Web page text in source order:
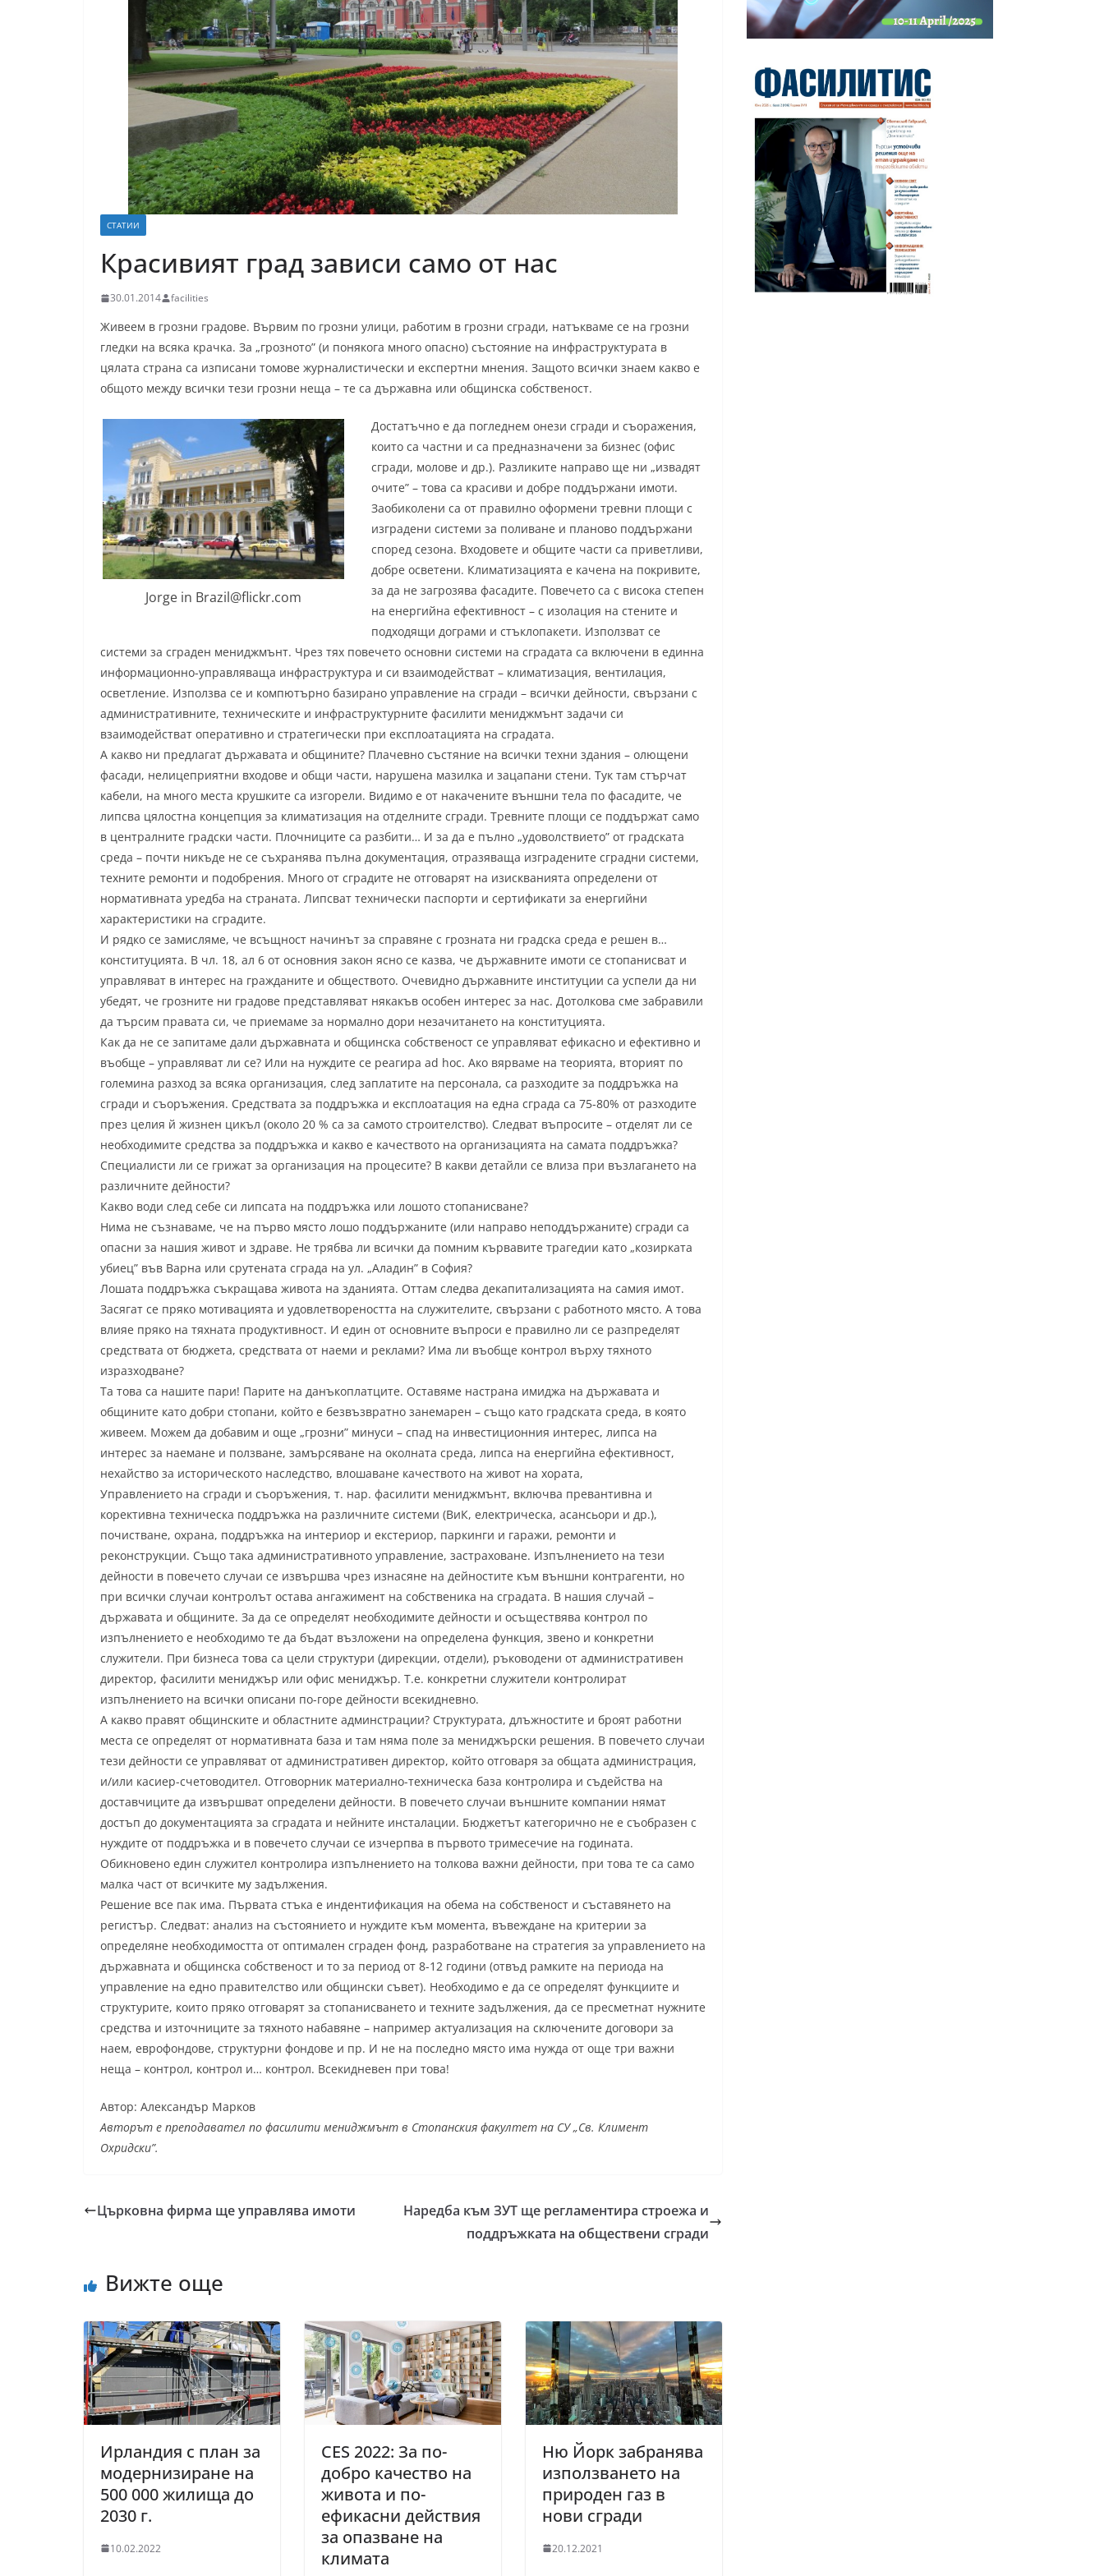
СТАТИИ
Красивият град зависи само от нас
30.01.2014 facilities
Живеем в грозни градове. Вървим по грозни улици, работим в грозни сгради, натъкваме се на грозни
гледки на всяка крачка. За „грозното” (и понякога много опасно) състояние на инфраструктурата в
цялата страна са изписани томове журналистически и експертни мнения. Защото всички знаем какво е
общото между всички тези грозни неща – те са държавна или общинска собственост.
Jorge in Brazil@flickr.com
Достатъчно е да погледнем онези сгради и съоражения,
които са частни и са предназначени за бизнес (офис
сгради, молове и др.). Разликите направо ще ни „извадят
очите” – това са красиви и добре поддържани имоти.
Заобиколени са от правилно оформени тревни площи с
изградени системи за поливане и планово поддържани
според сезона. Входовете и общите части са приветливи,
добре осветени. Климатизацията е качена на покривите,
за да не загрозява фасадите. Повечето са с висока степен
на енергийна ефективност – с изолация на стените и
подходящи дограми и стъклопакети. Използват се
системи за сграден мениджмънт. Чрез тях повечето основни системи на сградата са включени в единна
информационно-управляваща инфраструктура и си взаимодействат – климатизация, вентилация,
осветление. Използва се и компютърно базирано управление на сгради – всички дейности, свързани с
административните, техническите и инфраструктурните фасилити мениджмънт задачи си
взаимодействат оперативно и стратегически при експлоатацията на сградата.
А какво ни предлагат държавата и общините? Плачевно състяние на всички техни здания – олющени
фасади, нелицеприятни входове и общи части, нарушена мазилка и зацапани стени. Тук там стърчат
кабели, на много места крушките са изгорели. Видимо е от накачените външни тела по фасадите, че
липсва цялостна концепция за климатизация на отделните сгради. Тревните площи се поддържат само
в централните градски части. Плочниците са разбити… И за да е пълно „удоволствието” от градската
среда – почти никъде не се съхранява пълна документация, отразяваща изградените сградни системи,
техните ремонти и подобрения. Много от сградите не отговарят на изискванията определени от
нормативната уредба на страната. Липсват технически паспорти и сертификати за енергийни
характеристики на сградите.
И рядко се замисляме, че всъщност начинът за справяне с грозната ни градска среда е решен в…
конституцията. В чл. 18, ал 6 от основния закон ясно се казва, че държавните имоти се стопанисват и
управляват в интерес на гражданите и обществото. Очевидно държавните институции са успели да ни
убедят, че грозните ни градове представляват някакъв особен интерес за нас. Дотолкова сме забравили
да търсим правата си, че приемаме за нормално дори незачитането на конституцията.
Как да не се запитаме дали държавната и общинска собственост се управляват ефикасно и ефективно и
въобще – управляват ли се? Или на нуждите се реагира ad hoc. Ако вярваме на теорията, вторият по
големина разход за всяка организация, след заплатите на персонала, са разходите за поддръжка на
сгради и съоръжения. Средствата за поддръжка и експлоатация на една сграда са 75-80% от разходите
през целия й жизнен цикъл (около 20 % са за самото строителство). Следват въпросите – отделят ли се
необходимите средства за поддръжка и какво е качеството на организацията на самата поддръжка?
Специалисти ли се грижат за организация на процесите? В какви детайли се влиза при възлагането на
различните дейности?
Какво води след себе си липсата на поддръжка или лошото стопанисване?
Нима не съзнаваме, че на първо място лошо поддържаните (или направо неподдържаните) сгради са
опасни за нашия живот и здраве. Не трябва ли всички да помним кървавите трагедии като „козирката
убиец” във Варна или срутената сграда на ул. „Аладин” в София?
Лошата поддръжка съкращава живота на зданията. Оттам следва декапитализацията на самия имот.
Засягат се пряко мотивацията и удовлетвореността на служителите, свързани с работното място. А това
влияе пряко на тяхната продуктивност. И един от основните въпроси е правилно ли се разпределят
средствата от бюджета, средствата от наеми и реклами? Има ли въобще контрол върху тяхното
изразходване?
Та това са нашите пари! Парите на данъкоплатците. Оставяме настрана имиджа на държавата и
общините като добри стопани, който е безвъзвратно занемарен – също като градската среда, в която
живеем. Можем да добавим и още „грозни” минуси – спад на инвестиционния интерес, липса на
интерес за наемане и ползване, замърсяване на околната среда, липса на енергийна ефективност,
нехайство за историческото наследство, влошаване качеството на живот на хората,
Управлението на сгради и съоръжения, т. нар. фасилити мениджмънт, включва превантивна и
корективна техническа поддръжка на различните системи (ВиК, електрическа, асансьори и др.),
почистване, охрана, поддръжка на интериор и екстериор, паркинги и гаражи, ремонти и
реконструкции. Също така административното управление, застраховане. Изпълнението на тези
дейности в повечето случаи се извършва чрез изнасяне на дейностите към външни контрагенти, но
при всички случаи контролът остава ангажимент на собственика на сградата. В нашия случай –
държавата и общините. За да се определят необходимите дейности и осъществява контрол по
изпълнението е необходимо те да бъдат възложени на определена функция, звено и конкретни
служители. При бизнеса това са цели структури (дирекции, отдели), ръководени от административен
директор, фасилити мениджър или офис мениджър. Т.е. конкретни служители контролират
изпълнението на всички описани по-горе дейности всекидневно.
А какво правят общинските и областните админстрации? Структурата, длъжностите и броят работни
места се определят от нормативната база и там няма поле за мениджърски решения. В повечето случаи
тези дейности се управляват от административен директор, който отговаря за общата администрация,
и/или касиер-счетоводител. Отговорник материално-техническа база контролира и съдейства на
доставчиците да извършват определени дейности. В повечето случаи външните компании нямат
достъп до документацията за сградата и нейните инсталации. Бюджетът категорично не е съобразен с
нуждите от поддръжка и в повечето случаи се изчерпва в първото тримесечие на годината.
Обикновено един служител контролира изпълнението на толкова важни дейности, при това те са само
малка част от всичките му задължения.
Решение все пак има. Първата стъка е индентификация на обема на собственост и съставянето на
регистър. Следват: анализ на състоянието и нуждите към момента, въвеждане на критерии за
определяне необходимостта от оптимален сграден фонд, разработване на стратегия за управлението на
държавната и общинска собственост и то за период от 8-12 години (отвъд рамките на периода на
управление на едно правителство или общински съвет). Необходимо е да се определят функциите и
структурите, които пряко отговарят за стопанисването и техните задължения, да се пресметнат нужните
средства и източниците за тяхното набавяне – например актуализация на сключените договори за
наем, еврофондове, структурни фондове и пр. И не на последно място има нужда от още три важни
неща – контрол, контрол и… контрол. Всекидневен при това!
Автор: Александър Марков
Авторът е преподавател по фасилити мениджмънт в Стопанския факултет на СУ „Св. Климент
Охридски”.
Църковна фирма ще управлява имоти
Наредба към ЗУТ ще регламентира строежа и
поддръжката на обществени сгради
Вижте още
Ирландия с план за
модернизиране на
500 000 жилища до
2030 г.
10.02.2022
CES 2022: За по-
добро качество на
живота и по-
ефикасни действия
за опазване на
климата
Ню Йорк забранява
използването на
природен газ в
нови сгради
20.12.2021